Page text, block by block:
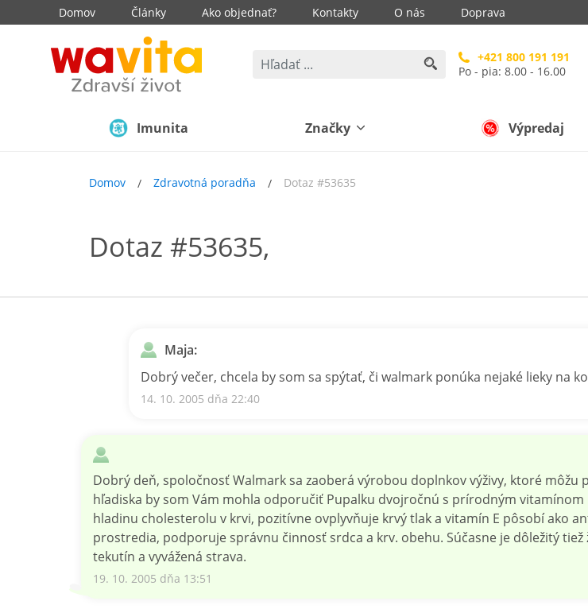
Domov Články Ako objednať? Kontakty O nás Doprava
+421 800 191 191
Po - pia: 8.00 - 16.00
Imunita Značky Výpredaj
Domov Zdravotná poradňa Dotaz #53635
Dotaz #53635,
Maja:
Dobrý večer, chcela by som sa spýtať, či walmark ponúka nejaké lieky na
14. 10. 2005 dňa 22:40
Dobrý deň, spoločnosť Walmark sa zaoberá výrobou doplnkov výživy, ktoré
hľadiska by som Vám mohla odporučiť Pupalku dvojročnú s prírodným
hladinu cholesterolu v krvi, pozitívne ovplyvňuje krvý tlak a vitamín E pôsobí ako
prostredia, podporuje správnu činnosť srdca a krv. obehu. Súčasne je dôležitý
tekutín a vyvážená strava.
19. 10. 2005 dňa 13:51